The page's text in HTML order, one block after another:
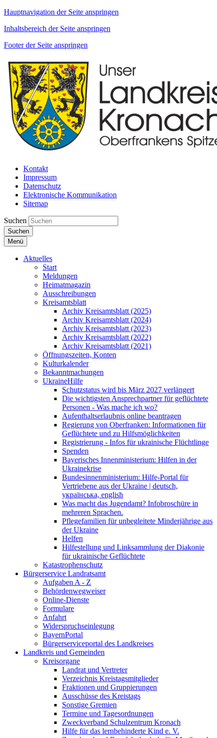
Hauptnavigation der Seite anspringen
Inhaltsbereich der Seite anspringen
Footer der Seite anspringen
Kontakt
Impressum
Datenschutz
Elektronische Kommunikation
Sitemap
Suchen
Suchen
Menü
Aktuelles
Start
Meldungen
Heimatmagazin
Ausschreibungen
Kreisamtsblatt
Archiv Kreisamtsblatt (2025)
Archiv Kreisamtsblatt (2024)
Archiv Kreisamtsblatt (2023)
Archiv Kreisamtsblatt (2022)
Archiv Kreisamtsblatt (2021)
Öffnungszeiten, Konten
Kulturkalender
Bekanntmachungen
UkraineHilfe
Schutzstatus wird bis März 2027 verlängert
Die wichtigsten Ansprechpartner für geflüchtete
Personen - Was mache ich wo?
Aufenthaltserlaubnis online beantragen
Regierung von Oberfranken: Informationen für
Geflüchtete und zu Hilfsmöglichkeiten
Registrierung - Infos für ukrainische Flüchtlinge
Spenden
Bayerisches Innenministerium: Hilfen in der
Ukrainekrise
Bundesinnenministerium: Hilfe-Portal für
Vertriebene aus der Ukraine | deutsch,
українська, english
Was macht das Jugendamt? Infobroschüre in
mehreren Sprachen.
Pflegefamilien für unbegleitete Minderjährige aus
der Ukraine
Helfen
Hilfestellung und Linksammlung der Diakonie
für ukrainische Geflüchtete
Katastrophenschutz
Bürgerservice Landratsamt
Aufgaben A - Z
Behördenwegweiser
Online-Dienste
Formulare
Anfahrt
Widerspruchseinlegung
BayernPortal
Bürgerserviceportal des Landkreises
Landkreis und Gemeinden
Kreisorgane
Landrat und Vertreter
Verzeichnis Kreistagsmitglieder
Fraktionen und Gruppierungen
Ausschüsse des Kreistags
Sonstige Gremien
Termine und Tagesordnungen
Zweckverband Schulzentrum Kronach
Hilfe für das lernbehinderte Kind e. V.